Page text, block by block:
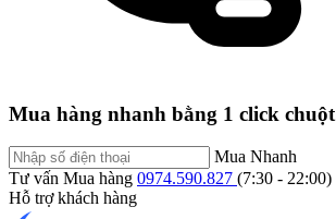
Mua hàng nhanh bằng 1 click chuột
Mua Nhanh
Tư vấn Mua hàng 0974.590.827 (7:30 - 22:00)
Hỗ trợ khách hàng